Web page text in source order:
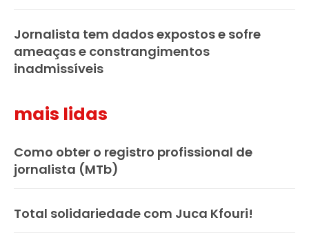
Jornalista tem dados expostos e sofre
ameaças e constrangimentos
inadmissíveis
mais lidas
Como obter o registro profissional de
jornalista (MTb)
Total solidariedade com Juca Kfouri!